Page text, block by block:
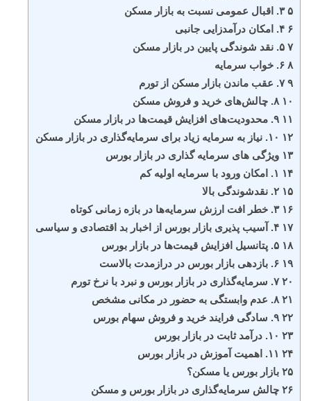
۵ ۳. اقبال عمومی نسبت به بازار مسکن
۶ ۴. امکان درآمدزایی جانبی
۷ ۵. نقد شوندگی پایین در بازار مسکن
۸ ۶. خواب سرمایه
۹ ۷. عقب ماندن بازار مسکن از تورم
۱۰ ۸. چالش‌های خرید و فروش مسکن
۱۱ ۹. محدودیت‌های افزایش قیمت‌ها در بازار مسکن
۱۲ ۱۰. نیاز به سرمایه زیاد برای سرمایه‌گذاری در بازار مسکن
۱۳ ویژگی های سرمایه گذاری در بازار بورس
۱۴ ۱. امکان ورود با سرمایه اولیه کم
۱۵ ۲. نقدشوندگی بالا
۱۶ ۳. خطر افت ارزش سرمایه‌ها در بازه زمانی کوتاه
۱۷ ۴. آسیب‌ پذیری بازار بورس از اخبار بد اقتصادی و سیاسی
۱۸ ۵. پتانسیل افزایش قیمت‌ها در بازار بورس
۱۹ ۶. بازدهی بازار بورس در درازمدت بالاست
۲۰ ۷. سرمایه‌گذاری در بازار بورس و نبرد با نرخ تورم
۲۱ ۸. عدم وابستگی به حضور در مکانی مشخص
۲۲ ۹. سادگی فرایند خرید و فروش سهام بورس
۲۳ ۱۰. درآمد ثابت در بازار بورس
۲۴ ۱۱. اهمیت آموزش در بازار بورس
۲۵ بازار بورس یا مسکن؟
۲۶ چالش سرمایه‌گذاری در بازار بورس و مسکن